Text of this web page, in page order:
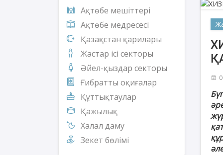
Ақтөбе мешіттері
Ақтөбе медресесі
Қазақстан қарилары
Жастар ісі секторы
Әйел-қыздар секторы
Ғибратты оқиғалар
Құттықтаулар
Қажылық
Халал даму
Зекет бөлімі